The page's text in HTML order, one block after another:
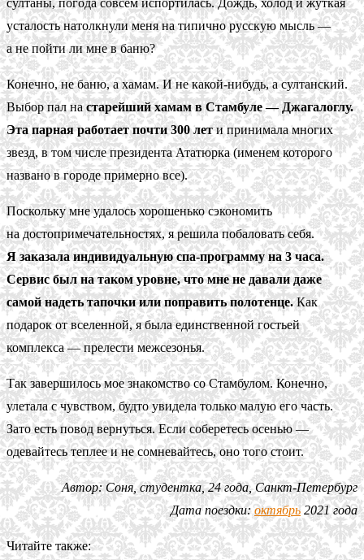
султаны, погода совсем испортилась. Дождь, холод и жуткая
усталость натолкнули меня на типично русскую мысль —
а не пойти ли мне в баню?
Конечно, не баню, а хамам. И не какой-нибудь, а султанский.
Выбор пал настарейший хамам в Стамбуле — Джагалоглу.
Эта парная работает почти 300 лети принимала многих
звезд, в том числе президента Ататюрка (именем которого
названо в городе примерно все).
Поскольку мне удалось хорошенько сэкономить
на достопримечательностях, я решила побаловать себя.
Я заказала индивидуальную спа-программу на 3 часа.
Сервис был на таком уровне, что мне не давали даже
самой надеть тапочки или поправить полотенце.Как
подарок от вселенной, я была единственной гостьей
комплекса — прелести межсезонья.
Так завершилось мое знакомство со Стамбулом. Конечно,
улетала с чувством, будто увидела только малую его часть.
Зато есть повод вернуться. Если соберетесь осенью —
одевайтесь теплее и не сомневайтесь, оно того стоит.
Автор: Соня, студентка, 24 года, Санкт-Петербург
Дата поездки:октябрь2021 года
Читайте также: